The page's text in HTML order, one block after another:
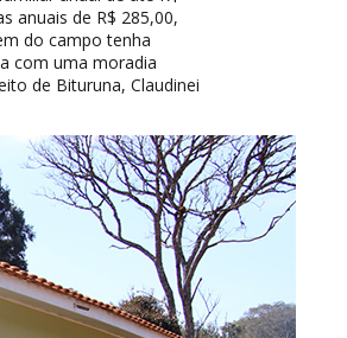
anuais de R$ 285,00,
do campo tenha
com uma moradia
de Bituruna, Claudinei